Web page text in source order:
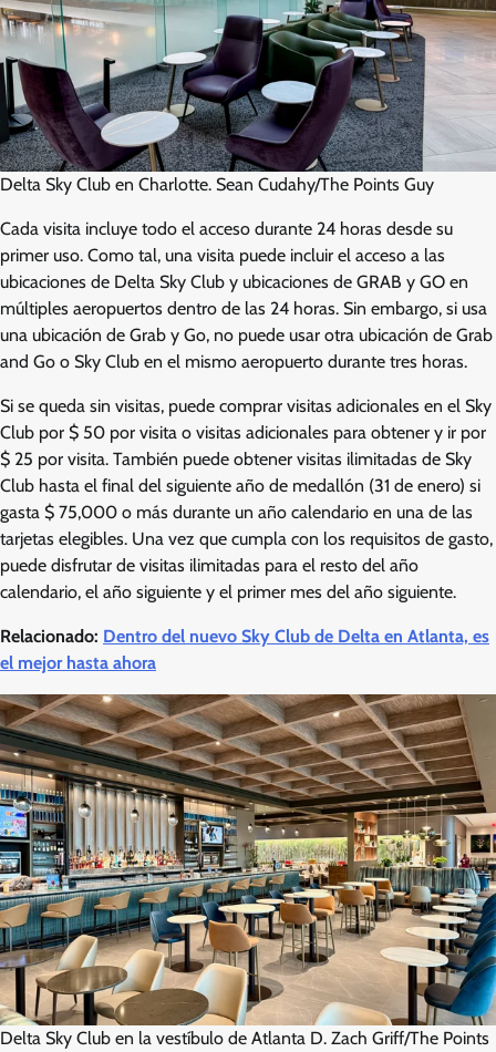
Delta Sky Club en Charlotte. Sean Cudahy/The Points Guy
Cada visita incluye todo el acceso durante 24 horas desde su
primer uso. Como tal, una visita puede incluir el acceso a las
ubicaciones de Delta Sky Club y ubicaciones de GRAB y GO en
múltiples aeropuertos dentro de las 24 horas. Sin embargo, si usa
una ubicación de Grab y Go, no puede usar otra ubicación de Grab
and Go o Sky Club en el mismo aeropuerto durante tres horas.
Si se queda sin visitas, puede comprar visitas adicionales en el Sky
Club por $ 50 por visita o visitas adicionales para obtener y ir por
$ 25 por visita. También puede obtener visitas ilimitadas de Sky
Club hasta el final del siguiente año de medallón (31 de enero) si
gasta $ 75,000 o más durante un año calendario en una de las
tarjetas elegibles. Una vez que cumpla con los requisitos de gasto,
puede disfrutar de visitas ilimitadas para el resto del año
calendario, el año siguiente y el primer mes del año siguiente.
Relacionado: Dentro del nuevo Sky Club de Delta en Atlanta, es
el mejor hasta ahora
Delta Sky Club en la vestíbulo de Atlanta D. Zach Griff/The Points